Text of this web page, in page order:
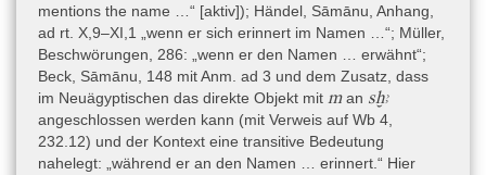
mentions the name …“ [aktiv]); Händel, Sāmānu, Anhang,
ad rt. X,9–XI,1 „wenn er sich erinnert im Namen …“; Müller,
Beschwörungen, 286: „wenn er den Namen … erwähnt“;
Beck, Sāmānu, 148 mit Anm. ad 3 und dem Zusatz, dass
im Neuägyptischen das direkte Objekt mit man sḫꜣ
angeschlossen werden kann (mit Verweis auf Wb 4,
232.12) und der Kontext eine transitive Bedeutung
nahelegt: „während er an den Namen … erinnert.“ Hier